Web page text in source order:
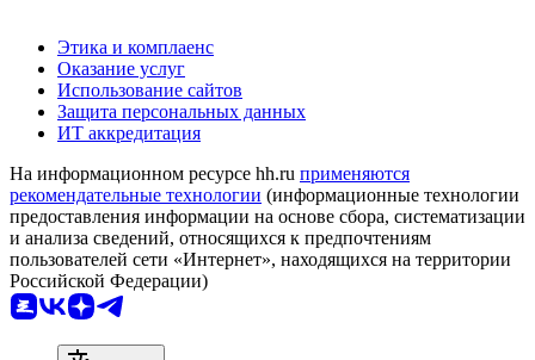
Этика и комплаенс
Оказание услуг
Использование сайтов
Защита персональных данных
ИТ аккредитация
На информационном ресурсе hh.ru применяются
рекомендательные технологии (информационные технологии
предоставления информации на основе сбора, систематизации
и анализа сведений, относящихся к предпочтениям
пользователей сети «Интернет», находящихся на территории
Российской Федерации)